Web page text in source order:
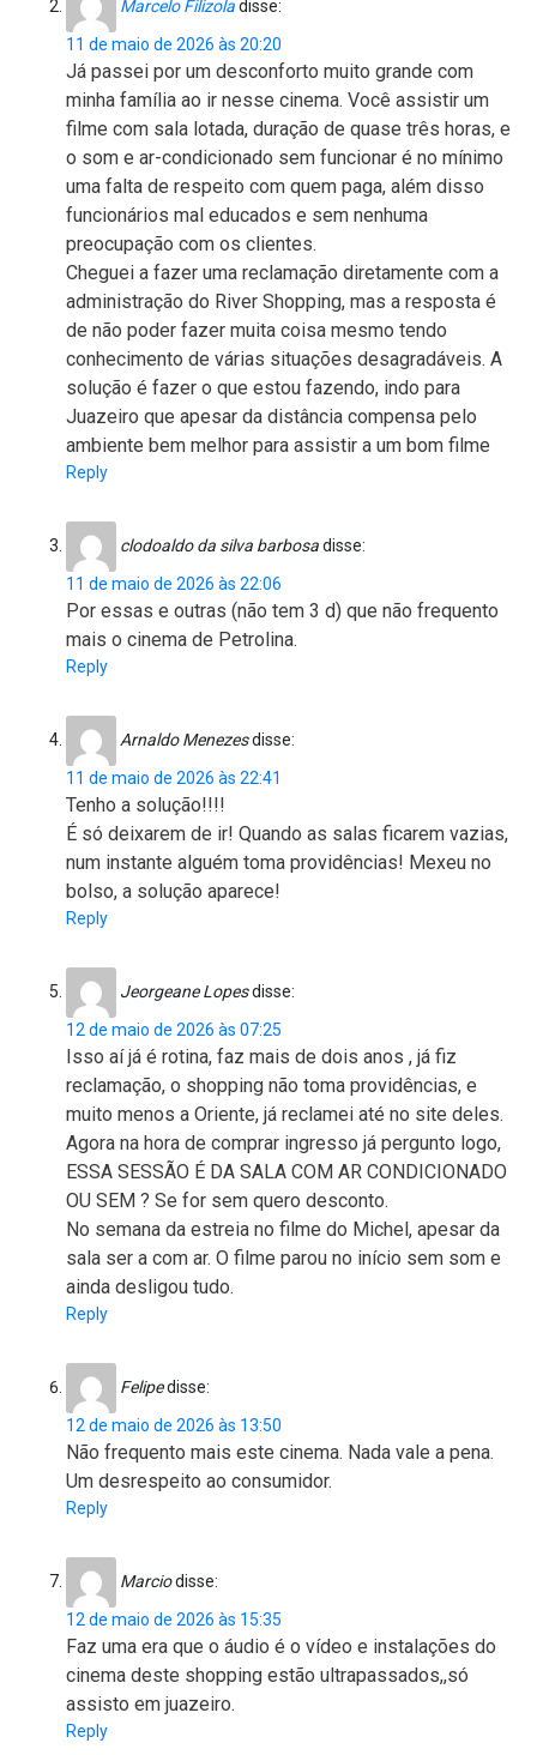
Marcelo Filizoladisse:
11 de maio de 2026 às 20:20
Já passei por um desconforto muito grande com
minha família ao ir nesse cinema. Você assistir um
filme com sala lotada, duração de quase três horas, e
o som e ar-condicionado sem funcionar é no mínimo
uma falta de respeito com quem paga, além disso
funcionários mal educados e sem nenhuma
preocupação com os clientes.
Cheguei a fazer uma reclamação diretamente com a
administração do River Shopping, mas a resposta é
de não poder fazer muita coisa mesmo tendo
conhecimento de várias situações desagradáveis. A
solução é fazer o que estou fazendo, indo para
Juazeiro que apesar da distância compensa pelo
ambiente bem melhor para assistir a um bom filme
Reply
clodoaldo da silva barbosadisse:
11 de maio de 2026 às 22:06
Por essas e outras (não tem 3 d) que não frequento
mais o cinema de Petrolina.
Reply
Arnaldo Menezesdisse:
11 de maio de 2026 às 22:41
Tenho a solução!!!!
É só deixarem de ir! Quando as salas ficarem vazias,
num instante alguém toma providências! Mexeu no
bolso, a solução aparece!
Reply
Jeorgeane Lopesdisse:
12 de maio de 2026 às 07:25
Isso aí já é rotina, faz mais de dois anos , já fiz
reclamação, o shopping não toma providências, e
muito menos a Oriente, já reclamei até no site deles.
Agora na hora de comprar ingresso já pergunto logo,
ESSA SESSÃO É DA SALA COM AR CONDICIONADO
OU SEM ? Se for sem quero desconto.
No semana da estreia no filme do Michel, apesar da
sala ser a com ar. O filme parou no início sem som e
ainda desligou tudo.
Reply
Felipedisse:
12 de maio de 2026 às 13:50
Não frequento mais este cinema. Nada vale a pena.
Um desrespeito ao consumidor.
Reply
Marciodisse:
12 de maio de 2026 às 15:35
Faz uma era que o áudio é o vídeo e instalações do
cinema deste shopping estão ultrapassados,,só
assisto em juazeiro.
Reply